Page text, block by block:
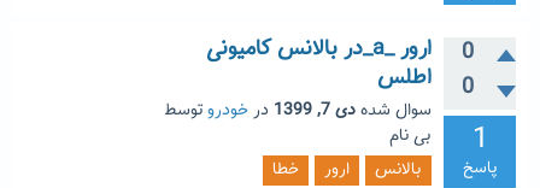
0
0
1
پاسخ
ارور _a_در بالانس کامیونی
اطلس
سوال شدهدی 7, 1399 درخودروتوسط
بی نام
بالانس
ارور خطا